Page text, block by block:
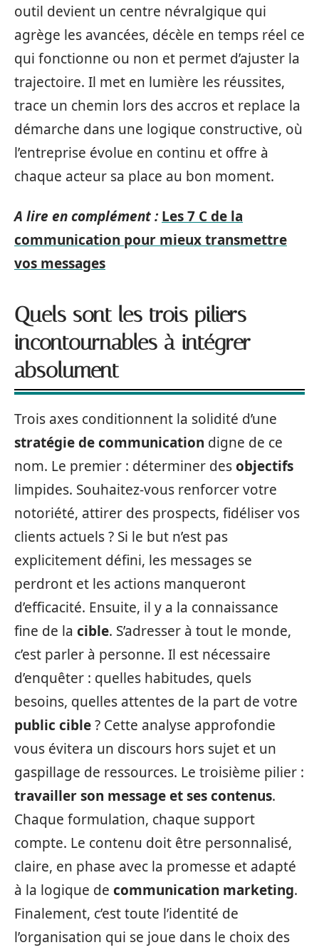
outil devient un centre névralgique qui
agrège les avancées, décèle en temps réel ce
qui fonctionne ou non et permet d’ajuster la
trajectoire. Il met en lumière les réussites,
trace un chemin lors des accros et replace la
démarche dans une logique constructive, où
l’entreprise évolue en continu et offre à
chaque acteur sa place au bon moment.
A lire en complément : Les 7 C de la
communication pour mieux transmettre
vos messages
Quels sont les trois piliers
incontournables à intégrer
absolument
Trois axes conditionnent la solidité d’une
stratégie de communication digne de ce
nom. Le premier : déterminer desobjectifs
limpides. Souhaitez-vous renforcer votre
notoriété, attirer des prospects, fidéliser vos
clients actuels ? Si le but n’est pas
explicitement défini, les messages se
perdront et les actions manqueront
d’efficacité. Ensuite, il y a la connaissance
fine de la cible. S’adresser à tout le monde,
c’est parler à personne. Il est nécessaire
d’enquêter : quelles habitudes, quels
besoins, quelles attentes de la part de votre
public cible? Cette analyse approfondie
vous évitera un discours hors sujet et un
gaspillage de ressources. Le troisième pilier :
travailler son message et ses contenus.
Chaque formulation, chaque support
compte. Le contenu doit être personnalisé,
claire, en phase avec la promesse et adapté
à la logique de communication marketing.
Finalement, c’est toute l’identité de
l’organisation qui se joue dans le choix des